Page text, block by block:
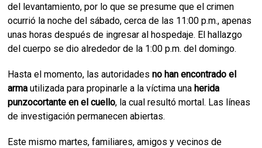
del levantamiento, por lo que se presume que el crimen
ocurrió la noche del sábado, cerca de las 11:00 p.m., apenas
unas horas después de ingresar al hospedaje. El hallazgo
del cuerpo se dio alrededor de la 1:00 p.m. del domingo.
Hasta el momento, las autoridadesno han encontrado el
arma utilizada para propinarle a la víctima unaherida
punzocortante en el cuello, la cual resultó mortal. Las líneas
de investigación permanecen abiertas.
Este mismo martes, familiares, amigos y vecinos de